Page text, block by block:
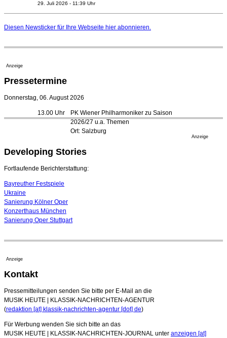
29. Juli 2026 - 11:39 Uhr
geht 2027
Kammerorchester Heilbronn: Chefdirigent Risto Joost
Opernhäuser gedenken vertriebener jüdischer
Ensemblemitglieder
Festspiele
17. Juli 2026 - 18:03 Uhr
16. Juli 2026 - 22:49 Uhr
Quatuor Ebène wird mit Bremer Musikfest-Preis
04. August 2026 - 13:30 Uhr
Diesen Newsticker für Ihre Webseite hier abonnieren.
Anzeige
Pressetermine
Donnerstag, 06. August 2026
13.00 Uhr
PK Wiener Philharmoniker zu Saison
2026/27 u.a. Themen
Ort: Salzburg
Anzeige
Developing Stories
Fortlaufende Berichterstattung:
Bayreuther Festspiele
Ukraine
Sanierung Kölner Oper
Konzerthaus München
Sanierung Oper Stuttgart
Anzeige
Kontakt
Pressemitteilungen senden Sie bitte per E-Mail an die
MUSIK HEUTE | KLASSIK-NACHRICHTEN-AGENTUR
(redaktion [at] klassik-nachrichten-agentur [dot] de)
Für Werbung wenden Sie sich bitte an das
MUSIK HEUTE | KLASSIK-NACHRICHTEN-JOURNAL unter anzeigen [at]